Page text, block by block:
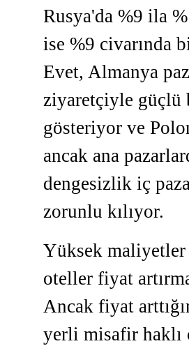
Rusya'da %9 ila
ise %9 civarında
Evet, Almanya
ziyaretçiyle güçlü
gösteriyor ve
ancak ana
dengesizlik iç
zorunlu kılıyor.
Yüksek maliyetler
oteller fiyat
Ancak fiyat
yerli misafir haklı